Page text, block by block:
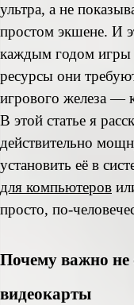
ультра, а не
простом экшене. И
каждым годом игры
ресурсы они
игрового железа —
В этой статье я
действительно
установить её в
для компьютеров
просто, по-
Почему важно
видеокарты